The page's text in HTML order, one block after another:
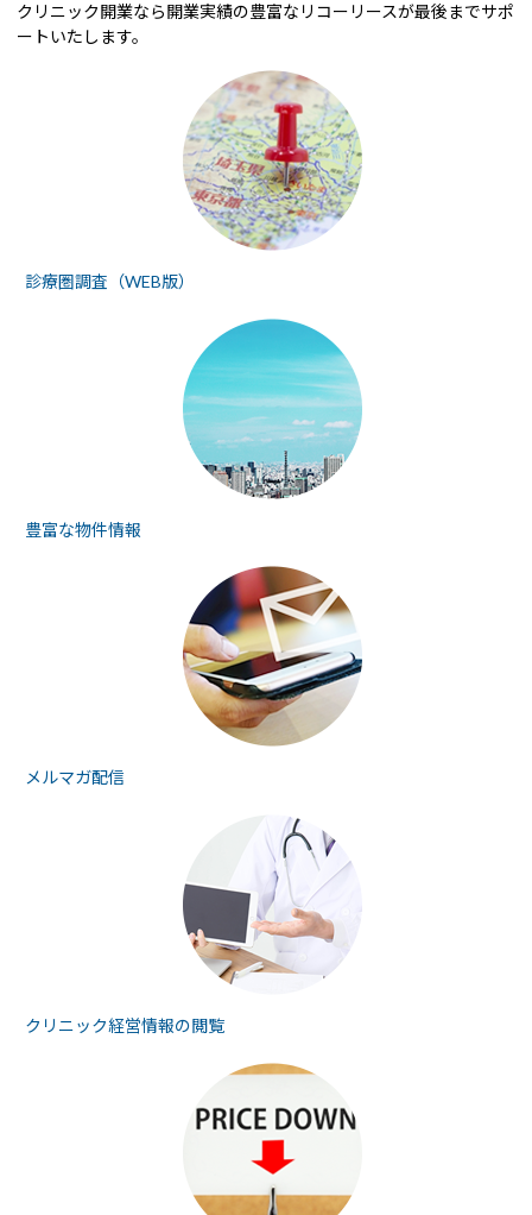
クリニック開業なら開業実績の豊富なリコーリースが最後までサポ
ートいたします。
診療圏調査（WEB版）
豊富な物件情報
メルマガ配信
クリニック経営情報の閲覧